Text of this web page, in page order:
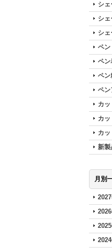
シ
シ
シ
ペン
ペン
ペン
ペン
カッ
カ
カ
新製
月別